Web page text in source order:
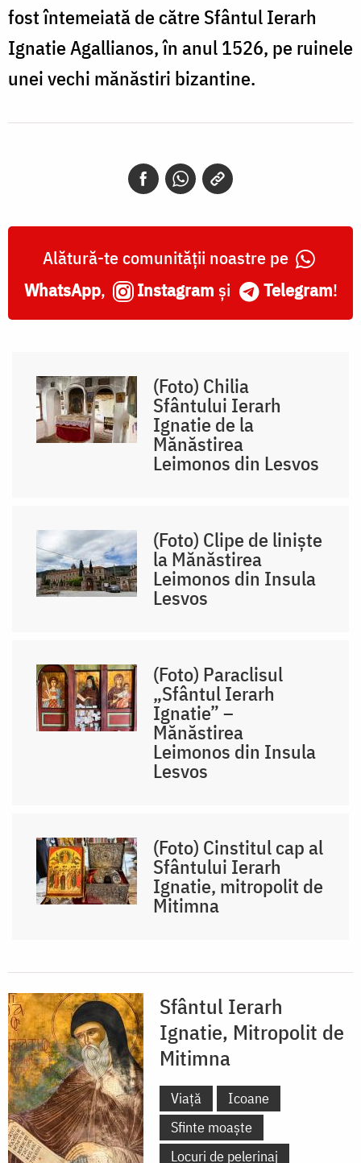
fost întemeiată de către Sfântul Ierarh
Ignatie Agallianos, în anul 1526, pe ruinele
unei vechi mănăstiri bizantine.
Alătură-te comunității noastre pe
WhatsApp, Instagram și Telegram!
(Foto) Chilia
Sfântului Ierarh
Ignatie de la
Mănăstirea
Leimonos din Lesvos
(Foto) Clipe de liniște
la Mănăstirea
Leimonos din Insula
Lesvos
(Foto) Paraclisul
„Sfântul Ierarh
Ignatie” –
Mănăstirea
Leimonos din Insula
Lesvos
(Foto) Cinstitul cap al
Sfântului Ierarh
Ignatie, mitropolit de
Mitimna
Sfântul Ierarh
Ignatie, Mitropolit de
Mitimna
Viață
Icoane
Sfinte moaște
Locuri de pelerinaj